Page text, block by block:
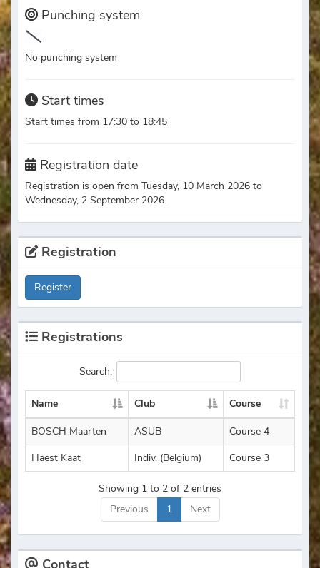
Punching system
No punching system
Start times
Start times from 17:30 to 18:45
Registration date
Registration is open from Tuesday, 10 March 2026 to
Wednesday, 2 September 2026.
Registration
Register
Registrations
Search:
Name Club Course
BOSCH Maarten ASUB
Course 4
Haest Kaat
Indiv. (Belgium) Course 3
Showing 1 to 2 of 2 entries
Previous
1 Next